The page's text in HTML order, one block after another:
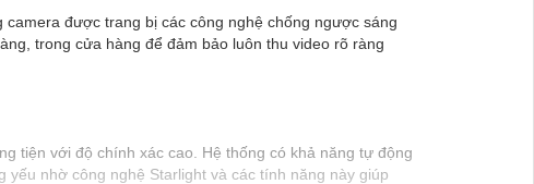
được trang bị các công nghệ chống ngược sáng
trong cửa hàng để đảm bảo luôn thu video rõ ràng
tiện với độ chính xác cao. Hệ thống có khả năng tự động
nhờ công nghệ Starlight và các tính năng này giúp